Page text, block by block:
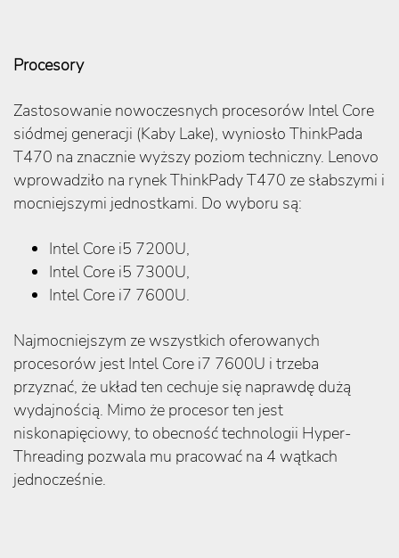
Procesory
Zastosowanie nowoczesnych procesorów Intel Core
siódmej generacji (Kaby Lake), wyniosło ThinkPada
T470 na znacznie wyższy poziom techniczny. Lenovo
wprowadziło na rynek ThinkPady T470 ze słabszymi i
mocniejszymi jednostkami. Do wyboru są:
Intel Core i5 7200U,
Intel Core i5 7300U,
Intel Core i7 7600U.
Najmocniejszym ze wszystkich oferowanych
procesorów jest Intel Core i7 7600U i trzeba
przyznać, że układ ten cechuje się naprawdę dużą
wydajnością. Mimo że procesor ten jest
niskonapięciowy, to obecność technologii Hyper-
Threading pozwala mu pracować na 4 wątkach
jednocześnie.